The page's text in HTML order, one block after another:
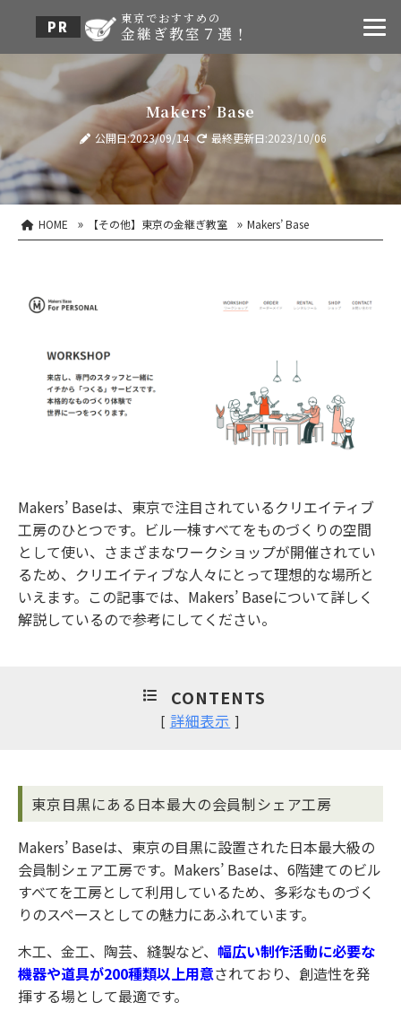
東京でおすすめの
金継ぎ教室７選！
Makers’ Base
公開日:2023/09/14 最終更新日:2023/10/06
HOME » 【その他】東京の金継ぎ教室 » Makers’ Base
Makers’ Baseは、東京で注目されているクリエイティブ
工房のひとつです。ビル一棟すべてをものづくりの空間
として使い、さまざまなワークショップが開催されてい
るため、クリエイティブな人々にとって理想的な場所と
いえます。この記事では、Makers’ Baseについて詳しく
解説しているので参考にしてください。
CONTENTS
[ 詳細表示 ]
東京目黒にある日本最大の会員制シェア工房
Makers’ Baseは、東京の目黒に設置された日本最大級の
会員制シェア工房です。Makers’ Baseは、6階建てのビル
すべてを工房として利用しているため、多彩なものづく
りのスペースとしての魅力にあふれています。
木工、金工、陶芸、縫製など、 幅広い制作活動に必要な
機器や道具が200種類以上用意されており、創造性を発
揮する場として最適です。